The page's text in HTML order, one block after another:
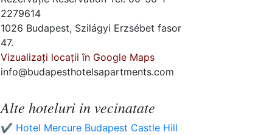
2279614
1026 Budapest, Szilágyi Erzsébet fasor
47.
Vizualizați locații în Google Maps
info@budapesthotelsapartments.com
Alte hoteluri in vecinatate
✔️ Hotel Mercure Budapest Castle Hill